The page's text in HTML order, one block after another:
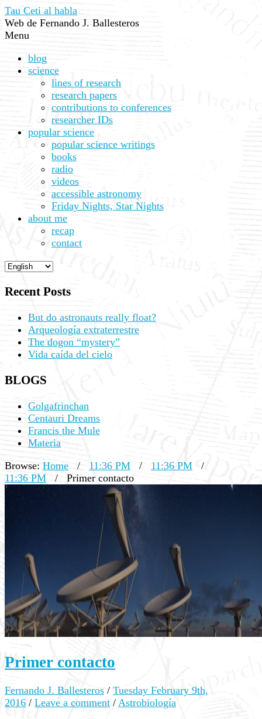
Tau Ceti al habla
Web de Fernando J. Ballesteros
Menu
blog
science
lines of research
research papers
contributions to conferences
researcher IDs
popular science
popular science writings
books
radio
videos
accessible astronomy
Friday Nights, Star Nights
about me
recap
contact
Recent Posts
But do astronauts really float?
Arqueología extraterrestre
The dogon “mystery”
Vida caída del cielo
BLOGS
Golgafrinchan
Centauri Dreams
Francis the Mule
Materia
Browse: Home / 11:36 PM / 11:36 PM
/
11:36 PM
/ Primer contacto
Primer contacto
Fernando J. Ballesteros / Tuesday February 9th,
2016 / Leave a comment / Astrobiología